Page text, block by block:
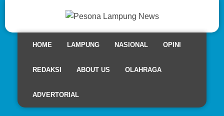
HOME LAMPUNG NASIONAL OPINI
REDAKSI ABOUT US OLAHRAGA
ADVERTORIAL